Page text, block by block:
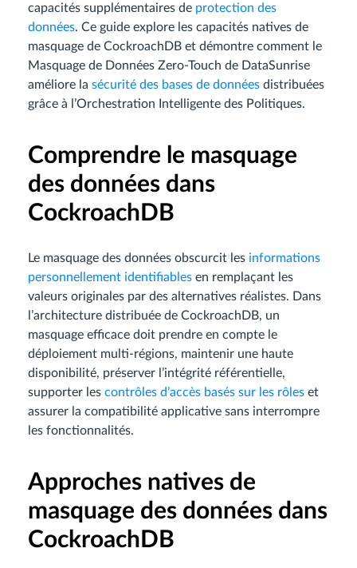
capacités supplémentaires de protection des
données. Ce guide explore les capacités natives de
masquage de CockroachDB et démontre comment le
Masquage de Données Zero-Touch de DataSunrise
améliore la sécurité des bases de données distribuées
grâce à l’Orchestration Intelligente des Politiques.
Comprendre le masquage
des données dans
CockroachDB
Le masquage des données obscurcit les informations
personnellement identifiables en remplaçant les
valeurs originales par des alternatives réalistes. Dans
l’architecture distribuée de CockroachDB, un
masquage efficace doit prendre en compte le
déploiement multi-régions, maintenir une haute
disponibilité, préserver l’intégrité référentielle,
supporter les contrôles d’accès basés sur les rôles et
assurer la compatibilité applicative sans interrompre
les fonctionnalités.
Approches natives de
masquage des données dans
CockroachDB